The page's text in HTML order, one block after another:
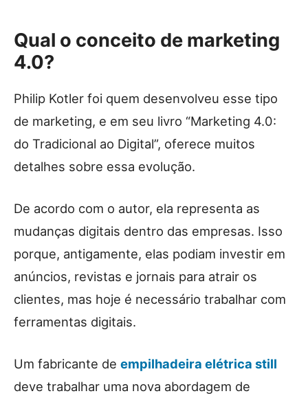
Qual o conceito de marketing
4.0?
Philip Kotler foi quem desenvolveu esse tipo
de marketing, e em seu livro “Marketing 4.0:
do Tradicional ao Digital”, oferece muitos
detalhes sobre essa evolução.
De acordo com o autor, ela representa as
mudanças digitais dentro das empresas. Isso
porque, antigamente, elas podiam investir em
anúncios, revistas e jornais para atrair os
clientes, mas hoje é necessário trabalhar com
ferramentas digitais.
Um fabricante de empilhadeira elétrica still
deve trabalhar uma nova abordagem de